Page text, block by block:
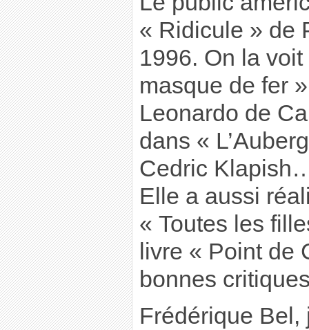
« Ridicule » de
1996. On la voit
masque de fer
Leonardo de
dans «
Cedric
Elle a aussi
« Toutes les
livre « Point de
bonnes
Frédérique Bel,